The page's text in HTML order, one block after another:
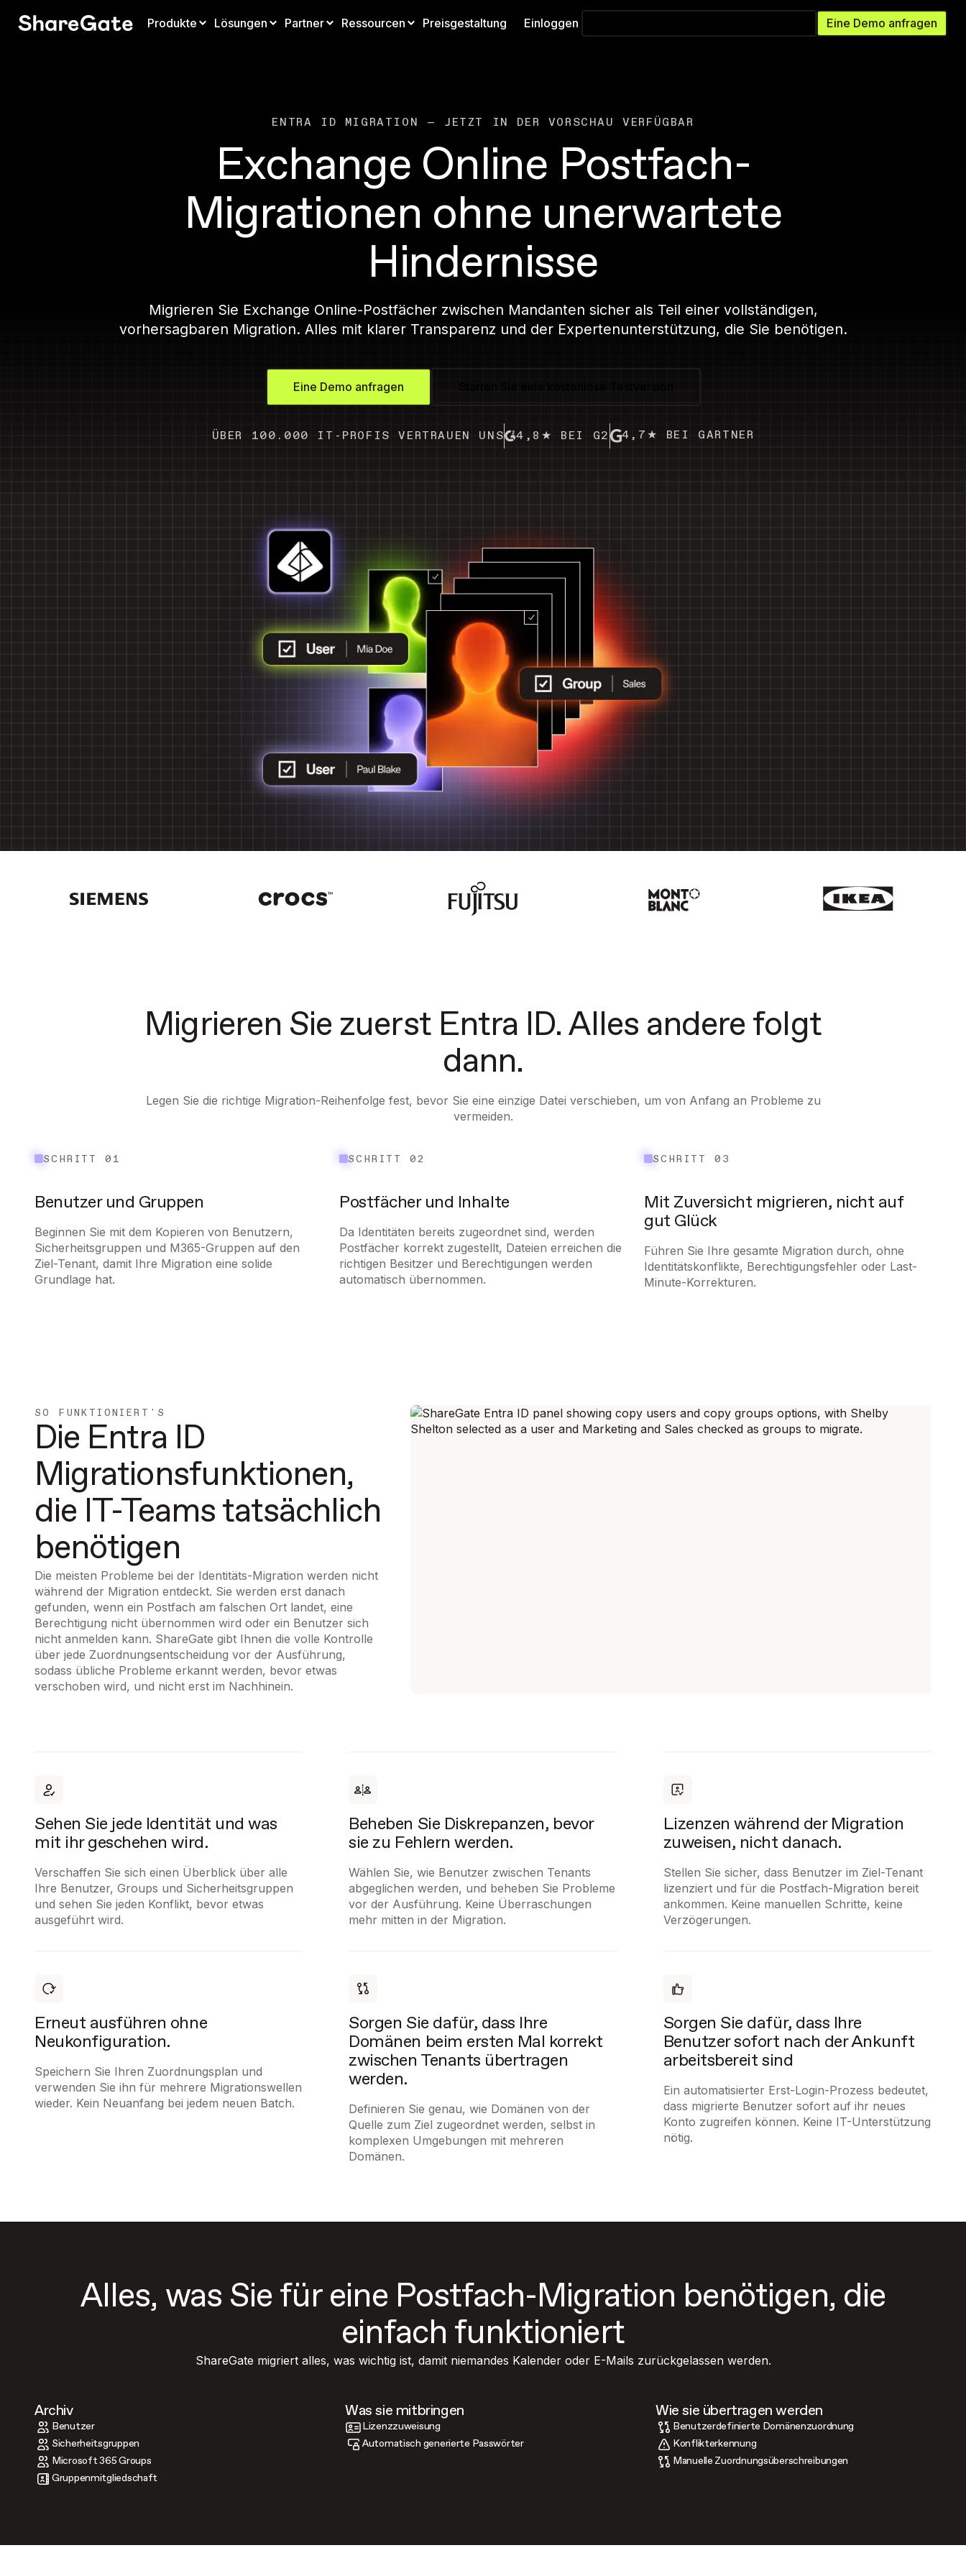
Produkte Lösungen Partner Ressourcen Preisgestaltung Einloggen Eine Demo anfragen
ENTRA ID MIGRATION — JETZT IN DER VORSCHAU VERFÜGBAR
Exchange Online Postfach-
Migrationen ohne unerwartete
Hindernisse
Migrieren Sie Exchange Online-Postfächer zwischen Mandanten sicher als Teil einer vollständigen,
vorhersagbaren Migration. Alles mit klarer Transparenz und der Expertenunterstützung, die Sie benötigen.
Eine Demo anfragen
ÜBER 100.000 IT-PROFIS VERTRAUEN UNS 4,8★ BEI G2 4,7★ BEI GARTNER
Migrieren Sie zuerst Entra ID. Alles andere folgt
dann.
Legen Sie die richtige Migration-Reihenfolge fest, bevor Sie eine einzige Datei verschieben, um von Anfang an Probleme zu
vermeiden.
SCHRITT 01
Benutzer und Gruppen
Beginnen Sie mit dem Kopieren von Benutzern,
Sicherheitsgruppen und M365-Gruppen auf den
Ziel-Tenant, damit Ihre Migration eine solide
Grundlage hat.
SCHRITT 02
Postfächer und Inhalte
Da Identitäten bereits zugeordnet sind, werden
Postfächer korrekt zugestellt, Dateien erreichen die
richtigen Besitzer und Berechtigungen werden
automatisch übernommen.
SCHRITT 03
Mit Zuversicht migrieren, nicht auf
gut Glück
Führen Sie Ihre gesamte Migration durch, ohne
Identitätskonflikte, Berechtigungsfehler oder Last-
Minute-Korrekturen.
SO FUNKTIONIERT'S
Die Entra ID
Migrationsfunktionen,
die IT-Teams tatsächlich
benötigen
Die meisten Probleme bei der Identitäts-Migration werden nicht
während der Migration entdeckt. Sie werden erst danach
gefunden, wenn ein Postfach am falschen Ort landet, eine
Berechtigung nicht übernommen wird oder ein Benutzer sich
nicht anmelden kann. ShareGate gibt Ihnen die volle Kontrolle
über jede Zuordnungsentscheidung vor der Ausführung,
sodass übliche Probleme erkannt werden, bevor etwas
verschoben wird, und nicht erst im Nachhinein.
Sehen Sie jede Identität und was
mit ihr geschehen wird.
Verschaffen Sie sich einen Überblick über alle
Ihre Benutzer, Groups und Sicherheitsgruppen
und sehen Sie jeden Konflikt, bevor etwas
ausgeführt wird.
Beheben Sie Diskrepanzen, bevor
sie zu Fehlern werden.
Wählen Sie, wie Benutzer zwischen Tenants
abgeglichen werden, und beheben Sie Probleme
vor der Ausführung. Keine Überraschungen
mehr mitten in der Migration.
Lizenzen während der Migration
zuweisen, nicht danach.
Stellen Sie sicher, dass Benutzer im Ziel-Tenant
lizenziert und für die Postfach-Migration bereit
ankommen. Keine manuellen Schritte, keine
Verzögerungen.
Erneut ausführen ohne
Neukonfiguration.
Speichern Sie Ihren Zuordnungsplan und
verwenden Sie ihn für mehrere Migrationswellen
wieder. Kein Neuanfang bei jedem neuen Batch.
Sorgen Sie dafür, dass Ihre
Domänen beim ersten Mal korrekt
zwischen Tenants übertragen
werden.
Definieren Sie genau, wie Domänen von der
Quelle zum Ziel zugeordnet werden, selbst in
komplexen Umgebungen mit mehreren
Domänen.
Sorgen Sie dafür, dass Ihre
Benutzer sofort nach der Ankunft
arbeitsbereit sind
Ein automatisierter Erst-Login-Prozess bedeutet,
dass migrierte Benutzer sofort auf ihr neues
Konto zugreifen können. Keine IT-Unterstützung
nötig.
Alles, was Sie für eine Postfach-Migration benötigen, die
einfach funktioniert
ShareGate migriert alles, was wichtig ist, damit niemandes Kalender oder E-Mails zurückgelassen werden.
Archiv
Benutzer
Sicherheitsgruppen
Microsoft 365 Groups
Gruppenmitgliedschaft
Was sie mitbringen
Lizenzzuweisung
Automatisch generierte Passwörter
Wie sie übertragen werden
Benutzerdefinierte Domänenzuordnung
Konflikterkennung
Manuelle Zuordnungsüberschreibungen